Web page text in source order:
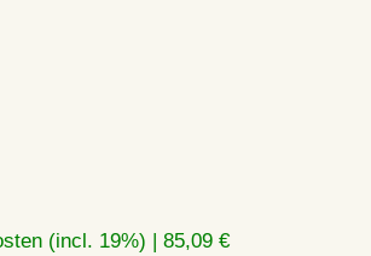
(incl. 19%) | 85,09 €